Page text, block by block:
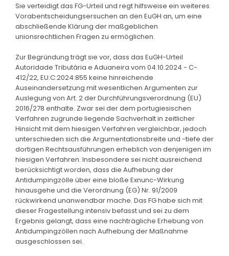
Sie verteidigt das FG-Urteil und regt hilfsweise ein weiteres
Vorabentscheidungsersuchen an den EuGH an, um eine
abschließende Klärung der maßgeblichen
unionsrechtlichen Fragen zu ermöglichen.
Zur Begründung trägt sie vor, dass das EuGH-Urteil
Autoridade Tributária e Aduaneira vom 04.10.2024 - C-
412/22, EU:C:2024:855 keine hinreichende
Auseinandersetzung mit wesentlichen Argumenten zur
Auslegung von Art. 2 der Durchführungsverordnung (EU)
2016/278 enthalte. Zwar sei der dem portugiesischen
Verfahren zugrunde liegende Sachverhalt in zeitlicher
Hinsicht mit dem hiesigen Verfahren vergleichbar, jedoch
unterschieden sich die Argumentationsbreite und -tiefe der
dortigen Rechtsausführungen erheblich von denjenigen im
hiesigen Verfahren. Insbesondere sei nicht ausreichend
berücksichtigt worden, dass die Aufhebung der
Antidumpingzölle über eine bloße Exnunc-Wirkung
hinausgehe und die Verordnung (EG) Nr. 91/2009
rückwirkend unanwendbar mache. Das FG habe sich mit
dieser Fragestellung intensiv befasst und sei zu dem
Ergebnis gelangt, dass eine nachträgliche Erhebung von
Antidumpingzöllen nach Aufhebung der Maßnahme
ausgeschlossen sei.